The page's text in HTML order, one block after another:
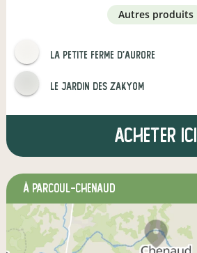
autres produits
la petite ferme d'aurore
Le Jardin des ZakYom
Acheter ici
à Parcoul-Chenaud